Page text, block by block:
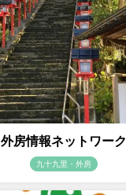
外房情報ネットワーク
九十九里・外房